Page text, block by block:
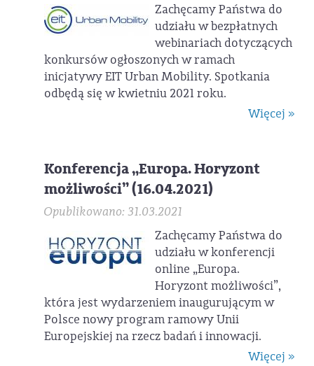
Zachęcamy Państwa do
udziału w bezpłatnych
webinariach dotyczących
konkursów ogłoszonych w ramach
inicjatywy EIT Urban Mobility. Spotkania
odbędą się w kwietniu 2021 roku.
Więcej »
Konferencja „Europa. Horyzont
możliwości” (16.04.2021)
Opublikowano: 31.03.2021
Zachęcamy Państwa do
udziału w konferencji
online „Europa.
Horyzont możliwości”,
która jest wydarzeniem inaugurującym w
Polsce nowy program ramowy Unii
Europejskiej na rzecz badań i innowacji.
Więcej »